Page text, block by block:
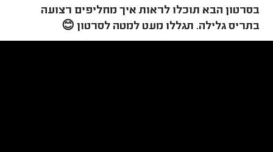
בסרטון הבא תוכלו לראות איך מחליפים רצועה
בתריס גלילה. תגללו מעט למטה לסרטון 😊